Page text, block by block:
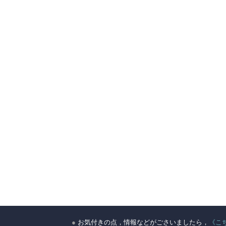
● お気付きの点，情報などがごさいましたら， 《こ